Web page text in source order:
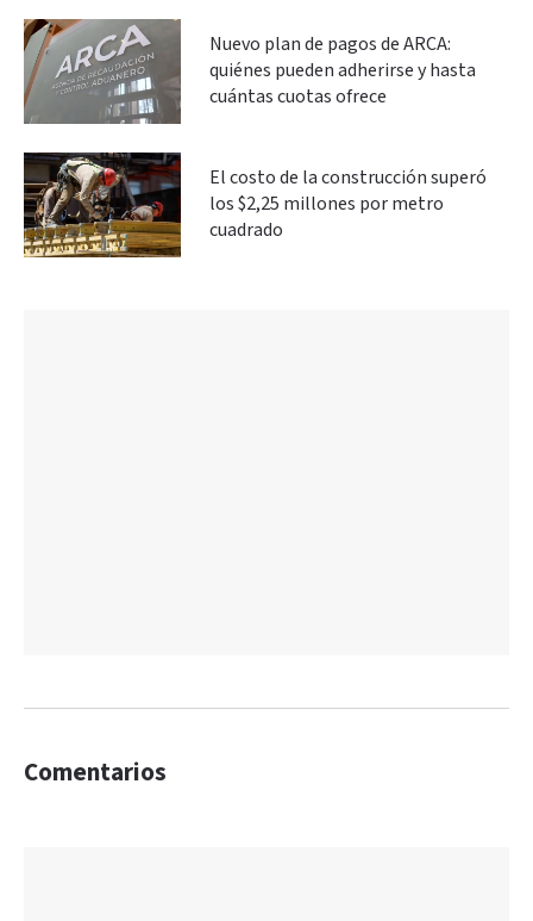
Nuevo plan de pagos de ARCA:
quiénes pueden adherirse y hasta
cuántas cuotas ofrece
El costo de la construcción superó
los $2,25 millones por metro
cuadrado
Comentarios